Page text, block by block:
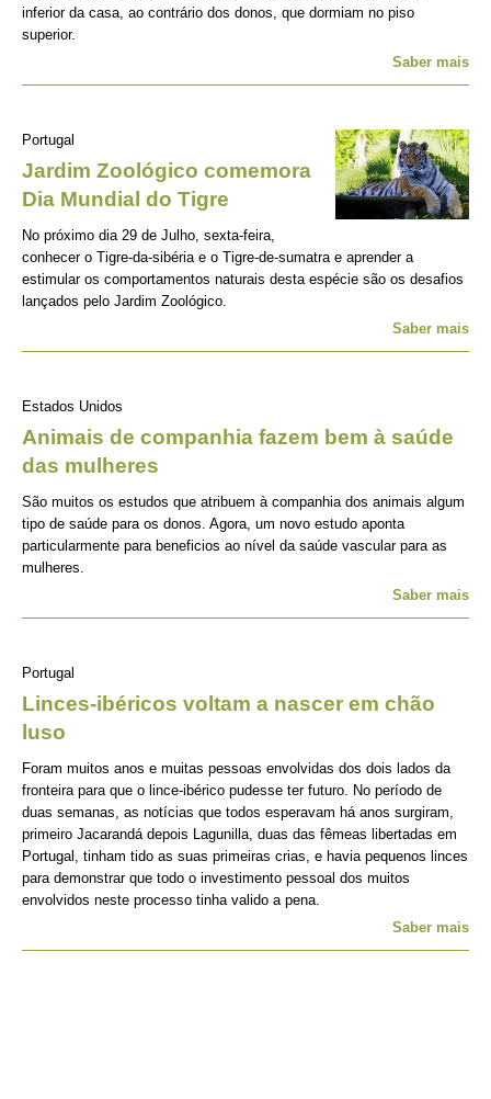
inferior da casa, ao contrário dos donos, que dormiam no piso
superior.
Saber mais
Portugal
Jardim Zoológico comemora
Dia Mundial do Tigre
No próximo dia 29 de Julho, sexta-feira,
conhecer o Tigre-da-sibéria e o Tigre-de-sumatra e aprender a
estimular os comportamentos naturais desta espécie são os desafios
lançados pelo Jardim Zoológico.
Saber mais
Estados Unidos
Animais de companhia fazem bem à saúde
das mulheres
São muitos os estudos que atribuem à companhia dos animais algum
tipo de saúde para os donos. Agora, um novo estudo aponta
particularmente para beneficios ao nível da saúde vascular para as
mulheres.
Saber mais
Portugal
Linces-ibéricos voltam a nascer em chão
luso
Foram muitos anos e muitas pessoas envolvidas dos dois lados da
fronteira para que o lince-ibérico pudesse ter futuro. No período de
duas semanas, as notícias que todos esperavam há anos surgiram,
primeiro Jacarandá depois Lagunilla, duas das fêmeas libertadas em
Portugal, tinham tido as suas primeiras crias, e havia pequenos linces
para demonstrar que todo o investimento pessoal dos muitos
envolvidos neste processo tinha valido a pena.
Saber mais